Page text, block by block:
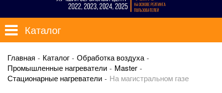
Каталог
Главная Каталог
Обработка воздуха
Промышленные нагреватели
Master
Стационарные нагреватели
На магистральном газе